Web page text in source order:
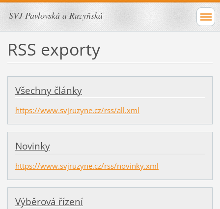
SVJ Pavlovská a Ruzyňská
RSS exporty
Všechny články
https://www.svjruzyne.cz/rss/all.xml
Novinky
https://www.svjruzyne.cz/rss/novinky.xml
Výběrová řízení